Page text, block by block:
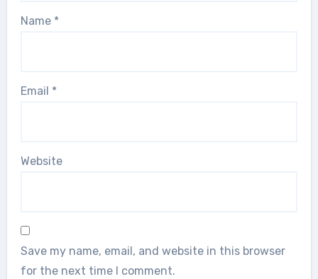
Name *
Email *
Website
Save my name, email, and website in this browser
for the next time I comment.